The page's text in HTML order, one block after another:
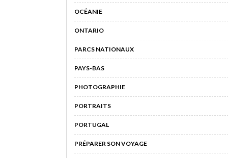
OCÉANIE
ONTARIO
PARCS NATIONAUX
PAYS-BAS
PHOTOGRAPHIE
PORTRAITS
PORTUGAL
PRÉPARER SON VOYAGE